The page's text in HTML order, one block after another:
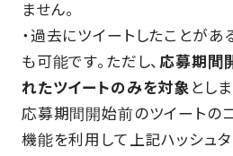
ません。
・過去にツイートしたことが
も可能です。ただし、応募期間
れたツイートのみを対象 としま
応募期間開始前のツイートの
機能を利用して上記ハッシュ